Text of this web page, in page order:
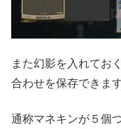
また幻影を入れてお
合わせを保存できます
通称マネキンが５個